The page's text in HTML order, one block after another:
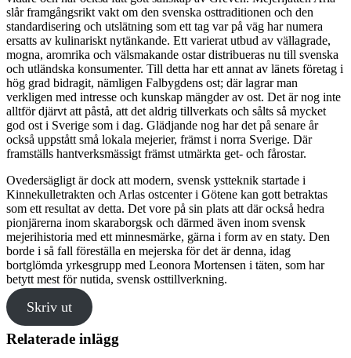
slår framgångsrikt vakt om den svenska osttraditionen och den
standardisering och utslätning som ett tag var på väg har numera
ersatts av kulinariskt nytänkande. Ett varierat utbud av vällagrade,
mogna, aromrika och välsmakande ostar distribueras nu till svenska
och utländska konsumenter. Till detta har ett annat av länets företag i
hög grad bidragit, nämligen Falbygdens ost; där lagrar man
verkligen med intresse och kunskap mängder av ost. Det är nog inte
alltför djärvt att påstå, att det aldrig tillverkats och sålts så mycket
god ost i Sverige som i dag. Glädjande nog har det på senare år
också uppstått små lokala mejerier, främst i norra Sverige. Där
framställs hantverksmässigt främst utmärkta get- och fårostar.
Ovedersägligt är dock att modern, svensk ystteknik startade i
Kinnekulletrakten och Arlas ostcenter i Götene kan gott betraktas
som ett resultat av detta. Det vore på sin plats att där också hedra
pionjärerna inom skaraborgsk och därmed även inom svensk
mejerihistoria med ett minnesmärke, gärna i form av en staty. Den
borde i så fall föreställa en mejerska för det är denna, idag
bortglömda yrkesgrupp med Leonora Mortensen i täten, som har
betytt mest för nutida, svensk osttillverkning.
Skriv ut
Relaterade inlägg